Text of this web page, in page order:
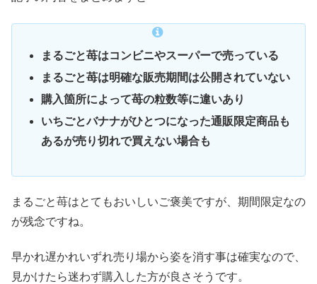
まるごと苺はコンビニやスーパーで売っている
まるごと苺は明確な販売期間は公開されていない
購入箇所によって苺の粒数等に違いあり
いちごとバナナがひとつになった通販限定商品も
あるが売り切れで買えない場合も
まるごと苺はとてもおいしいご褒美ですが、期間限定なの
が残念ですね。
早かれ遅かれいずれ売り場から姿を消す事は確実なので、
見かけたら迷わず購入した方が良さそうです。